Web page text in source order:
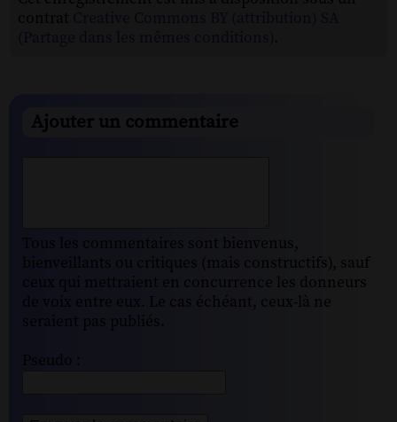
Ajouter un commentaire
Tous les commentaires sont bienvenus,
bienveillants ou critiques (mais constructifs), sauf
ceux qui mettraient en concurrence les donneurs
de voix entre eux. Le cas échéant, ceux-là ne
seraient pas publiés.
Pseudo :